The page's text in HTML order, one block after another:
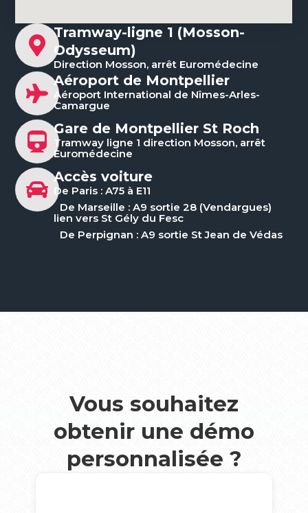
Tramway-ligne 1 (Mosson-
Odysseum)
Direction Mosson, arrêt Euromédecine
Aéroport de Montpellier
Aéroport International de Nîmes-Arles-
Camargue
Gare de Montpellier St Roch
Tramway ligne 1 direction Mosson, arrêt
Euromédecine
Accès voiture
De Paris : A75 à E11
De Marseille : A9 sortie 28 (Vendargues)
lien vers St Gély du Fesc
De Perpignan : A9 sortie St Jean de Védas
Vous souhaitez
obtenir une démo
personnalisée ?